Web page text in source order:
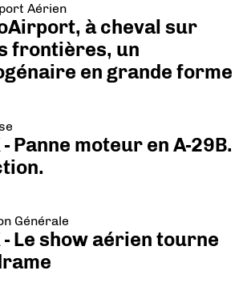
Aérien
à cheval sur
frontières, un
en grande forme
- Panne moteur en A-29B.
Générale
- Le show aérien tourne